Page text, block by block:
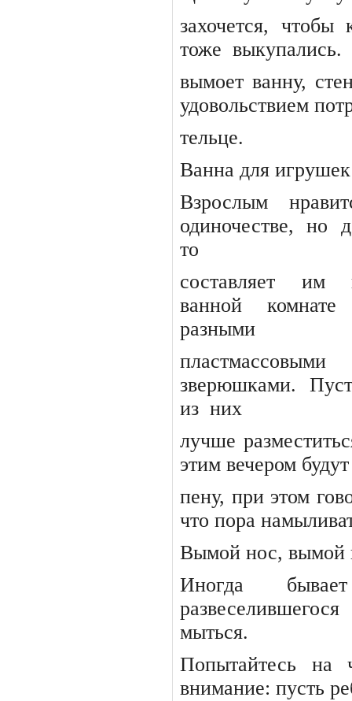
захочется,
чтобы
тоже выкупались.
вымоет ванну,
удовольствием
тельце.
Ванна для игрушек
Взрослым
одиночестве,
но
то
составляет
им
ванной
комнате
разными
пластмассовыми
зверюшками.
из них
лучше
этим вечером
пену, при этом
что пора
Вымой нос, вымой
Иногда
мыться.
Попытайтесь на
внимание: пусть